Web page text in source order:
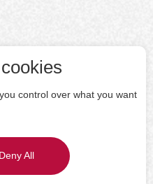
control over what you want
Deny All